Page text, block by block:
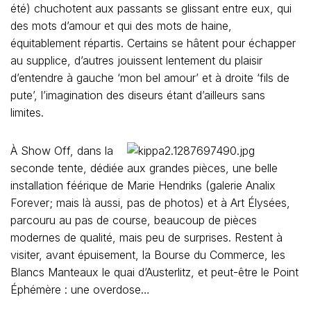
été) chuchotent aux passants se glissant entre eux, qui
des mots d’amour et qui des mots de haine,
équitablement répartis. Certains se hâtent pour échapper
au supplice, d’autres jouissent lentement du plaisir
d’entendre à gauche ‘mon bel amour’ et à droite ‘fils de
pute’, l’imagination des diseurs étant d’ailleurs sans
limites.
À Show Off, dans la
seconde tente, dédiée aux grandes pièces, une belle
installation féérique de Marie Hendriks (galerie Analix
Forever; mais là aussi, pas de photos) et à Art Élysées,
parcouru au pas de course, beaucoup de pièces
modernes de qualité, mais peu de surprises. Restent à
visiter, avant épuisement, la Bourse du Commerce, les
Blancs Manteaux le quai d’Austerlitz, et peut-être le Point
Éphémère : une overdose…